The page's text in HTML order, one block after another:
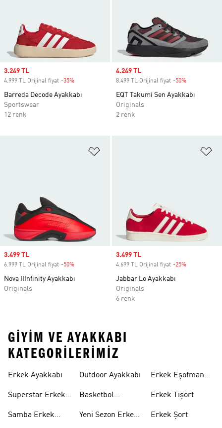
Sale price
3.249 TL
4.999 TL Orijinal fiyat -35%
Barreda Decode Ayakkabı
Sportswear
12 renk
Sale price
4.249 TL
8.499 TL Orijinal fiyat -50%
EQT Takumi Sen Ayakkabı
Originals
2 renk
Sale price
3.499 TL
6.999 TL Orijinal fiyat -50%
Nova IIInfinity Ayakkabı
Originals
Sale price
3.499 TL
4.699 TL Orijinal fiyat -25%
Jabbar Lo Ayakkabı
Originals
6 renk
GIYIM VE AYAKKABI
KATEGORILERIMIZ
Erkek Ayakkabı
Superstar Erkek
Samba Erkek
Outdoor Ayakkabı
Basketbol
Yeni Sezon Erkek
Erkek Eşofman
Erkek Tişört
Erkek Şort